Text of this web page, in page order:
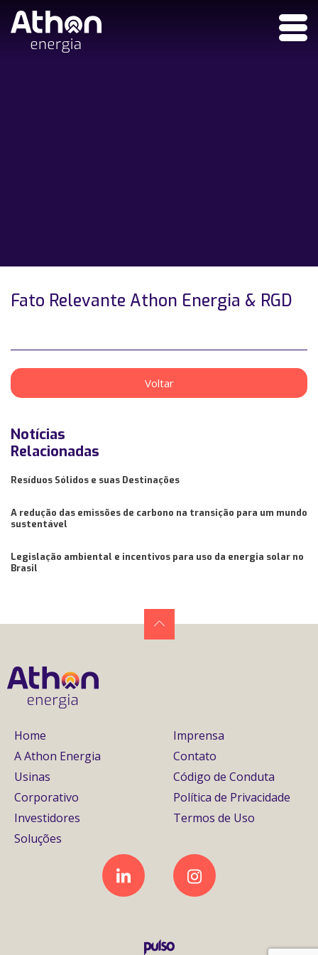
Fato Relevante Athon Energia & RGD
Voltar
Notícias
Relacionadas
Resíduos Sólidos e suas Destinações
A redução das emissões de carbono na transição para um mundo
sustentável
Legislação ambiental e incentivos para uso da energia solar no
Brasil
Home
A Athon Energia
Usinas
Corporativo
Investidores
Soluções
Imprensa
Contato
Código de Conduta
Política de Privacidade
Termos de Uso